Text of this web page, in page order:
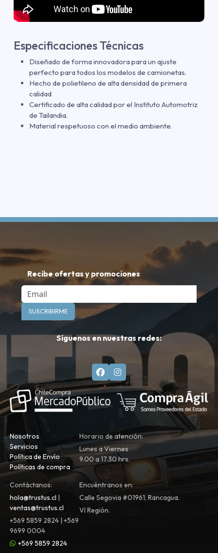
Especificaciones Técnicas
Diseñado de forma innovadora para un ajuste
perfecto para todos los modelos de camionetas.
Hecho de polietileno de alta densidad de primera
calidad
Certificado de alta calidad por el Instituto Automotriz
de Tailandia.
Material respetuoso con el medio ambiente.
Recibe ofertas y promociones
Email
SUSCRIBIRME
Síguenos en nuestras redes:
Nosotros
Servicios
Política de Envío
Políticas de compra
Horario de atención:
Lunes a Viernes
9.00 a 17.30 hrs.
Contáctanos:
hola@trustus.cl |
ventas@trustus.cl
+569 5859 2824 | +569
9699 0004
+569 5859 2824
Encuéntranos en:
Calle Segovia #01961, Rancagua.
VI Región.